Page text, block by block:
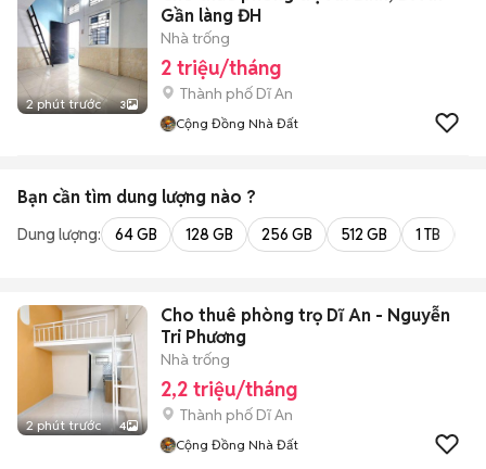
2 phút trước 3
Gần làng ĐH
Nhà trống
2 triệu/tháng
Thành phố Dĩ An
Cộng Đồng Nhà Đất
Bạn cần tìm dung lượng nào ?
Dung lượng: 64 GB 128 GB 256 GB 512 GB 1 TB
2 phút trước 4
Cho thuê phòng trọ Dĩ An - Nguyễn
Tri Phương
Nhà trống
2,2 triệu/tháng
Thành phố Dĩ An
Cộng Đồng Nhà Đất